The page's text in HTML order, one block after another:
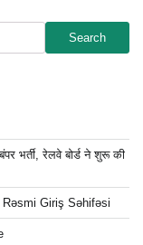
Search
भर्ती, रेलवे बोर्ड ने शुरू की
Giriş Səhifəsi